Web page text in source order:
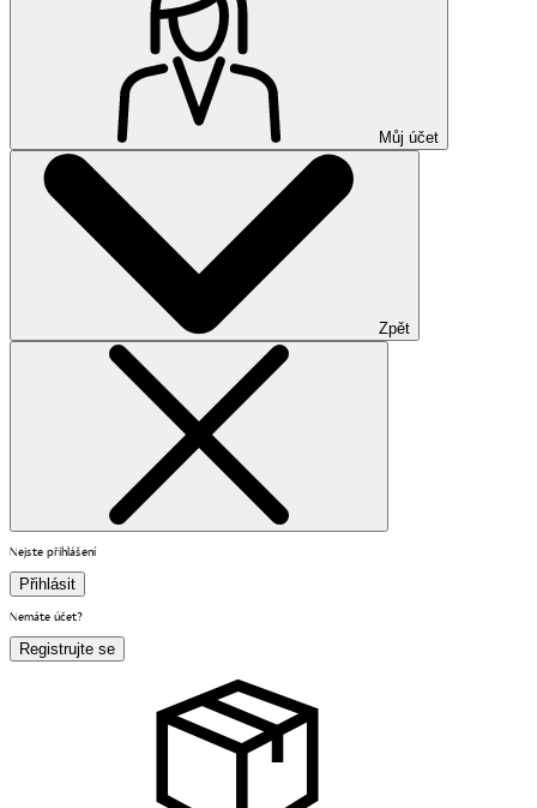
Můj účet
Zpět
Nejste přihlášení
Přihlásit
Nemáte účet?
Registrujte se